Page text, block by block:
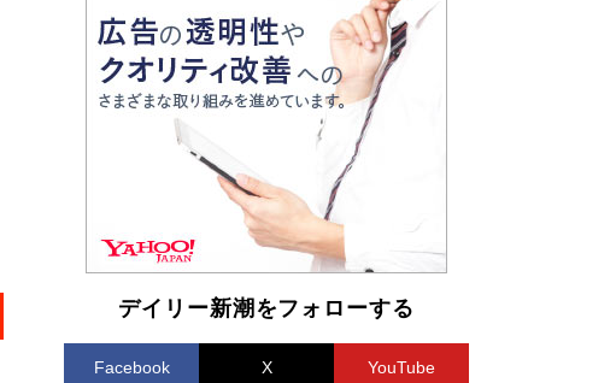
「『火垂るの墓』は、大嘘である」原作者が抱き
続けた“自責の念”とは…「自己憐憫は描きたくな
い」監督が徹底的にこだわったこと（後編） #
戦争の記憶
Book Bang
入社10年目にして最下位の営業がトップに大逆
転 上司の“意外な一言”から生まれた「雑談のテ
Book Bang
皇室はなぜ世界から尊敬されているのか？ 「天
皇陛下はお元気でおられるか」がサウジ国王の第
一声になる理由
デイリー新潮をフォローする
Facebook X YouTube